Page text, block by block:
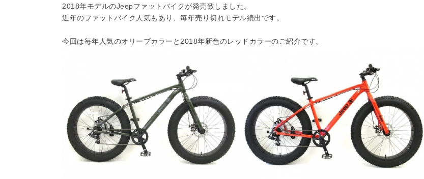
2018年モデルのJeepファットバイクが発売致しました。
近年のファットバイク人気もあり、毎年売り切れモデル続出です。
今回は毎年人気のオリーブカラーと2018年新色のレッドカラーのご紹介です。